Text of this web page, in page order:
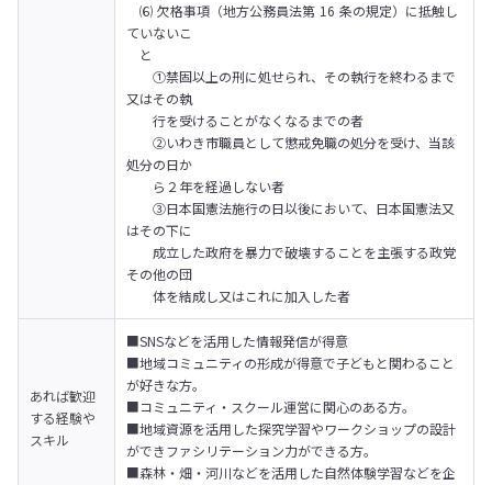
⑹ 欠格事項（地方公務員法第 16 条の規定）に抵触し
ていないこ
と
①禁固以上の刑に処せられ、その執行を終わるまで
又はその執
行を受けることがなくなるまでの者
②いわき市職員として懲戒免職の処分を受け、当該
処分の日か
ら２年を経過しない者
③日本国憲法施行の日以後において、日本国憲法又
はその下に
成立した政府を暴力で破壊することを主張する政党
その他の団
体を結成し又はこれに加入した者
あれば歓迎
する経験や
スキル
■SNSなどを活用した情報発信が得意
■地域コミュニティの形成が得意で子どもと関わること
が好きな方。
■コミュニティ・スクール運営に関心のある方。
■地域資源を活用した探究学習やワークショップの設計
ができファシリテーション力ができる方。
■森林・畑・河川などを活用した自然体験学習などを企